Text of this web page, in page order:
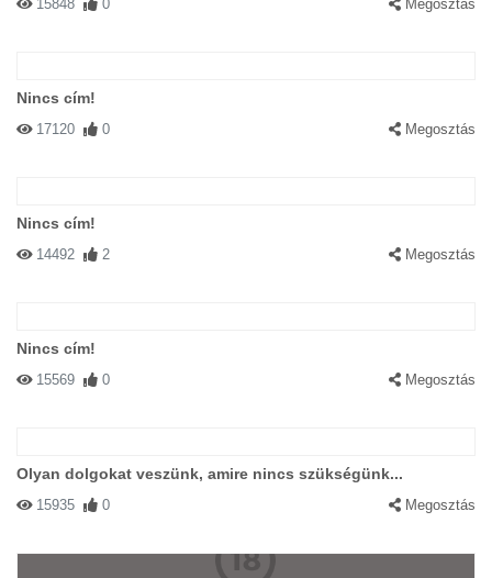
15848 0 Megosztás
Nincs cím!
17120 0 Megosztás
Nincs cím!
14492 2 Megosztás
Nincs cím!
15569 0 Megosztás
Olyan dolgokat veszünk, amire nincs szükségünk...
15935 0 Megosztás